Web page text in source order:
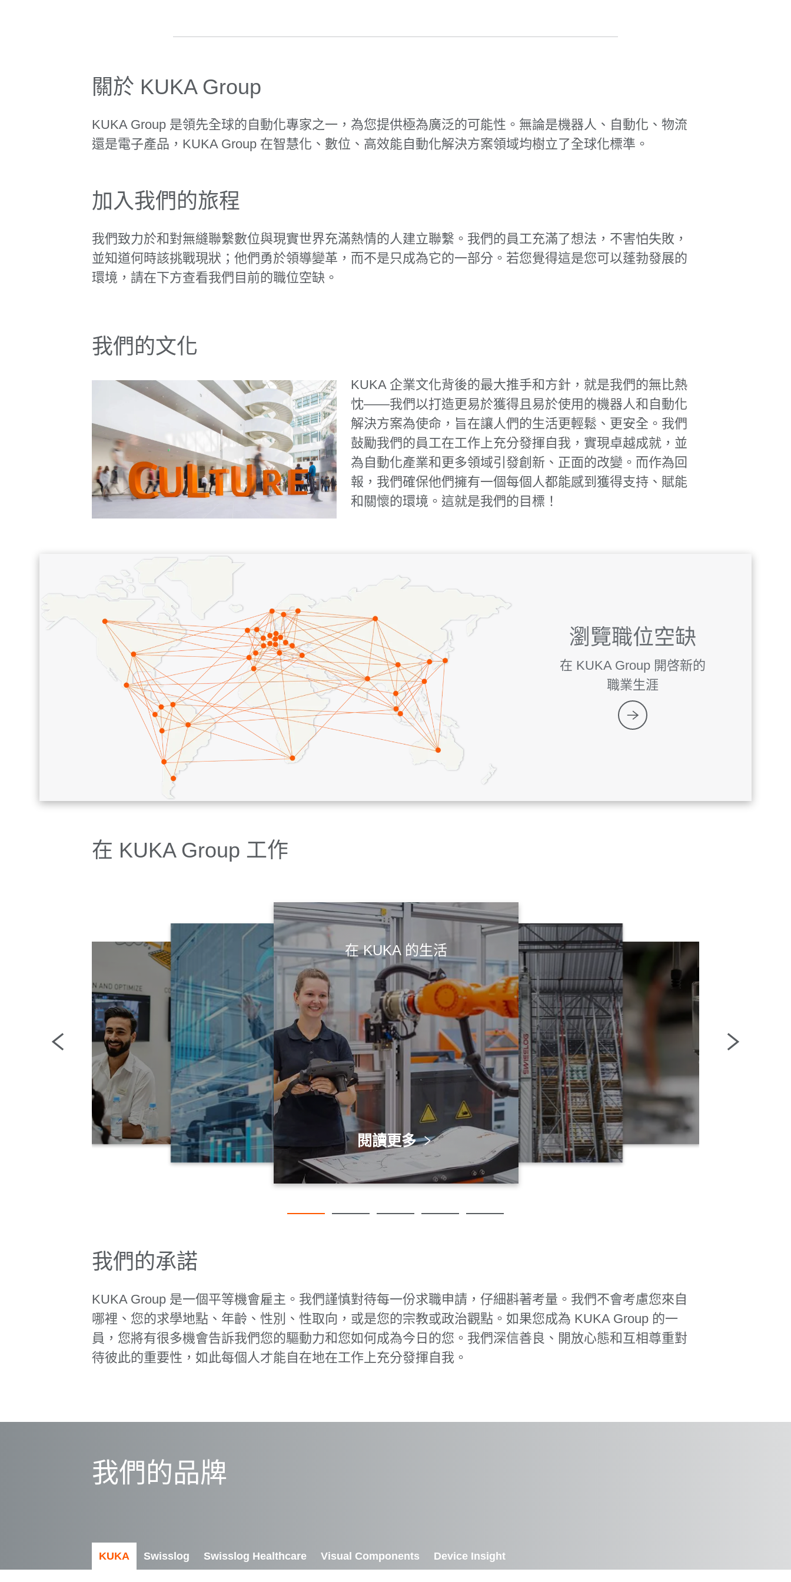
關於 KUKA Group
KUKA Group 是領先全球的自動化專家之一，為您提供極為廣泛的可能性。無論是機器人、自動化、物流
還是電子產品，KUKA Group 在智慧化、數位、高效能自動化解決方案領域均樹立了全球化標準。
加入我們的旅程
我們致力於和對無縫聯繫數位與現實世界充滿熱情的人建立聯繫。我們的員工充滿了想法，不害怕失敗，
並知道何時該挑戰現狀；他們勇於領導變革，而不是只成為它的一部分。若您覺得這是您可以蓬勃發展的
環境，請在下方查看我們目前的職位空缺。
我們的文化
KUKA 企業文化背後的最大推手和方針，就是我們的無比熱
忱——我們以打造更易於獲得且易於使用的機器人和自動化
解決方案為使命，旨在讓人們的生活更輕鬆、更安全。我們
鼔勵我們的員工在工作上充分發揮自我，實現卓越成就，並
為自動化產業和更多領域引發創新、正面的改變。而作為回
報，我們確保他們擁有一個每個人都能感到獲得支持、賦能
和關懷的環境。這就是我們的目標！
瀏覽職位空缺
在 KUKA Group 開啓新的
職業生涯
在 KUKA Group 工作
在 KUKA 的生活
閱讀更多
我們的承諾
KUKA Group 是一個平等機會雇主。我們謹慎對待每一份求職申請，仔細斟著考量。我們不會考慮您來自
哪裡、您的求學地點、年齡、性別、性取向，或是您的宗教或政治觀點。如果您成為 KUKA Group 的一
員，您將有很多機會告訴我們您的驅動力和您如何成為今日的您。我們深信善良、開放心態和互相尊重對
待彼此的重要性，如此每個人才能自在地在工作上充分發揮自我。
我們的品牌
KUKA Swisslog Swisslog Healthcare Visual Components Device Insight